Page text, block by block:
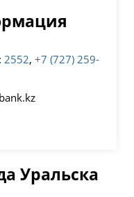
2552, +7 (727) 259-
Уральска